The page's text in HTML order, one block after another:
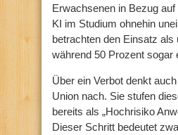
Erwachsenen in Bezug
KI im Studium ohnehin
betrachten den Einsatz als
während 50 Prozent sogar
Über ein Verbot denkt
Union nach. Sie stufen
bereits als „Hochrisiko
Dieser Schritt bedeutet